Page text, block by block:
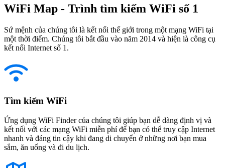
WiFi Map - Trình tìm kiếm WiFi số 1
Sứ mệnh của chúng tôi là kết nối thế giới trong một mạng WiFi tại
một thời điểm. Chúng tôi bắt đầu vào năm 2014 và hiện là công cụ
kết nối Internet số 1.
Tìm kiếm WiFi
Ứng dụng WiFi Finder của chúng tôi giúp bạn dễ dàng định vị và
kết nối với các mạng WiFi miễn phí để bạn có thể truy cập Internet
nhanh và đáng tin cậy khi đang di chuyển ở những nơi bạn mua
sắm, ăn uống và đi du lịch.